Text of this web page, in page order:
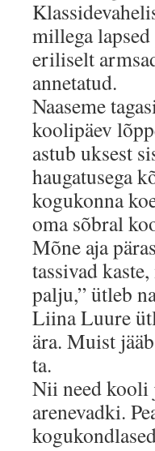
millega
eriliselt
annetatud.
Naaseme
koolipäev
astub uksest
haugatusega
kogukonna
oma sõbral
Mõne aja
tassivad
palju,” ütleb
Liina Luure
ära. Muist
ta.
Nii need kooli
arenevadki.